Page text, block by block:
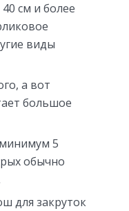
см и более
виды
а вот
большое
минимум 5
обычно
для закруток